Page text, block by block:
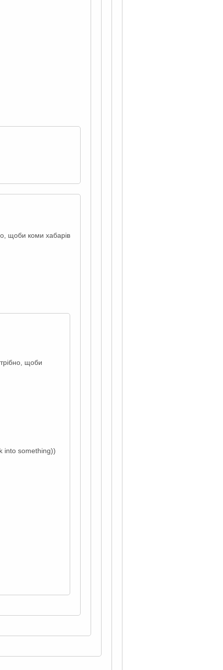
щоби коми хабарів
щоби
into something))